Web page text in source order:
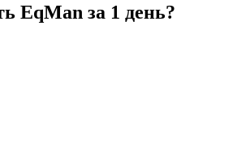
EqMan за 1 день?